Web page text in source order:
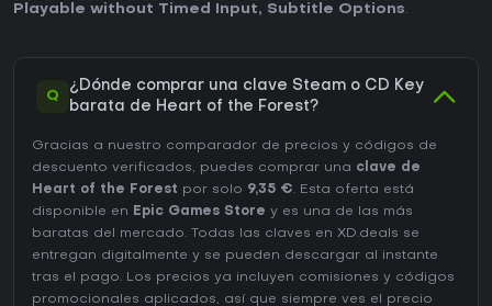
Playable without Timed Input, Subtitle Options.
Q
¿Dónde comprar una clave Steam o CD Key
barata de Heart of the Forest?
Gracias a nuestro comparador de precios y códigos de
descuento verificados, puedes comprar una clave de
Heart of the Forest por solo 9,35 €. Esta oferta está
disponible en Epic Games Store y es una de las más
baratas del mercado. Todas las claves en XD.deals se
entregan digitalmente y se pueden descargar al instante
tras el pago. Los precios ya incluyen comisiones y códigos
promocionales aplicados, así que siempre ves el precio